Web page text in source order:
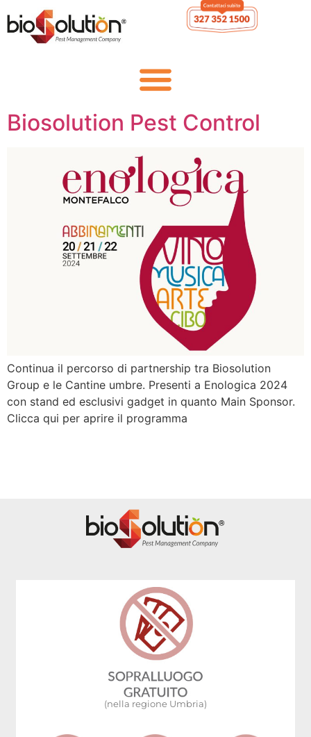
Enologica Montefalco &
Biosolution Pest Control
Continua il percorso di partnership tra Biosolution
Group e le Cantine umbre. Presenti a Enologica 2024
con stand ed esclusivi gadget in quanto Main Sponsor.
Clicca qui per aprire il programma
(nella regione Umbria)